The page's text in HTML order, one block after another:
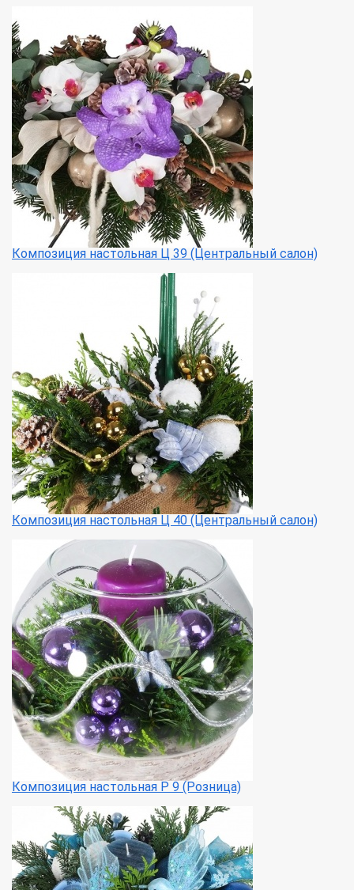
Композиция настольная Ц 39 (Центральный салон)
Композиция настольная Ц 40 (Центральный салон)
Композиция настольная Р 9 (Розница)